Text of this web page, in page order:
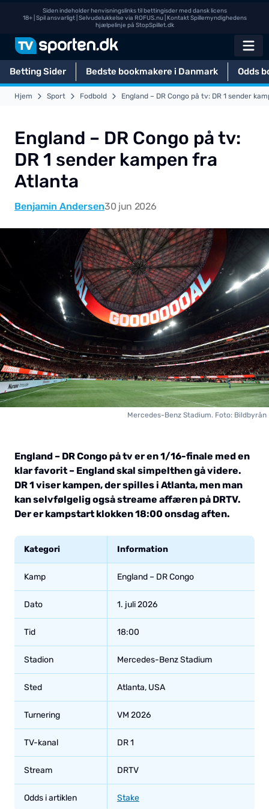
Siden indeholder henvisningslinks til bettingisder med dansk licens
18+ | Spil ansvarligt | Selvudelukkelse via ROFUS.nu| Kontakt Spillemyndighedens
hjælpelinje på StopSpillet.dk
Betting Sider Bedste bookmakere i Danmark Odds
Hjem Sport Fodbold England – DR Congo på tv: DR 1 sender
England – DR Congo på tv:
DR 1 sender kampen fra
Atlanta
Benjamin Andersen30 jun 2026
Mercedes-Benz Stadium. Foto: Bildbyrån
England – DR Congo på tv er en 1/16-finale med en
klar favorit – England skal simpelthen gå videre.
DR 1 viser kampen, der spilles i Atlanta, men man
kan selvfølgelig også streame affæren på DRTV.
Der er kampstart klokken 18:00 onsdag aften.
Kategori Information
Kamp England – DR Congo
Dato 1. juli 2026
Tid 18:00
Stadion Mercedes-Benz Stadium
Sted Atlanta, USA
Turnering VM 2026
TV-kanal DR 1
Stream DRTV
Odds i artiklen Stake